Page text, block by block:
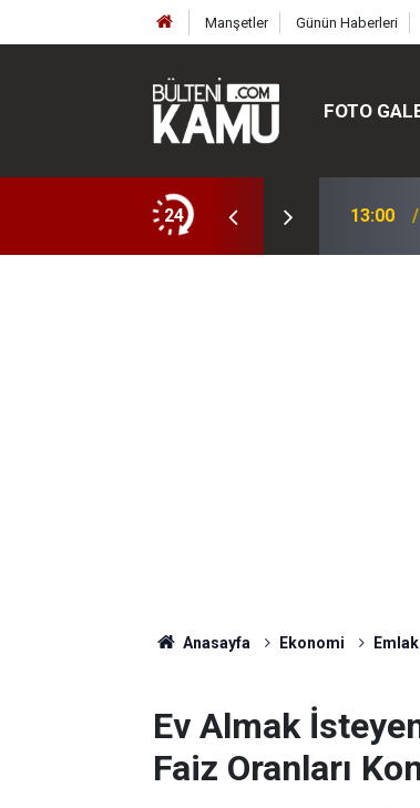
Manşetler Günün Haberleri
FOTO
24
ve enstitüler kuruldu, bazıları kapatıldı 13:00
Anasayfa Ekonomi Emlak
Ev Almak
Faiz Oranları